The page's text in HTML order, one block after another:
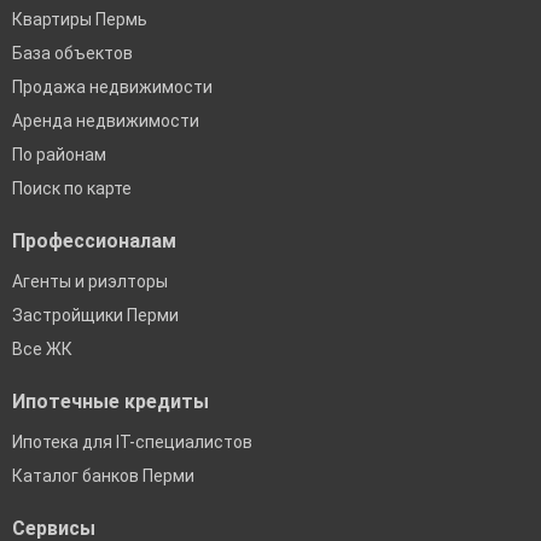
Квартиры Пермь
База объектов
Продажа недвижимости
Аренда недвижимости
По районам
Поиск по карте
Профессионалам
Агенты и риэлторы
Застройщики Перми
Все ЖК
Ипотечные кредиты
Ипотека для IT-специалистов
Каталог банков Перми
Сервисы